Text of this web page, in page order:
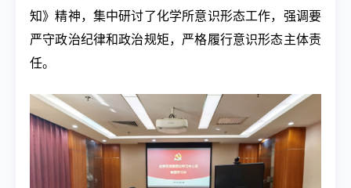
知》精神，集中研讨了化学所意识形态工作，强调要
严守政治纪律和政治规矩，严格履行意识形态主体责
任。